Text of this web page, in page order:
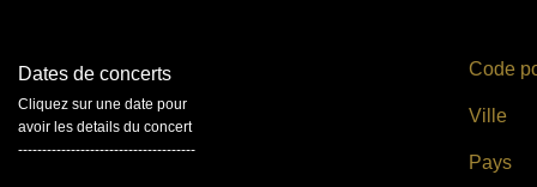
Code
Ville
Pays
Dates de concerts
Cliquez sur une date pour
avoir les details du concert
-------------------------------------